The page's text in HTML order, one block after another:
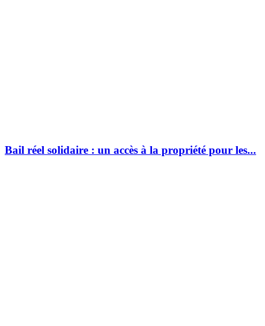
Bail réel solidaire : un accès à la propriété pour les...